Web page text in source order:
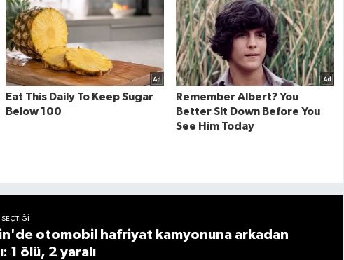
otomobil hafriyat kamyonuna arkadan
1 ölü, 2 yaralı